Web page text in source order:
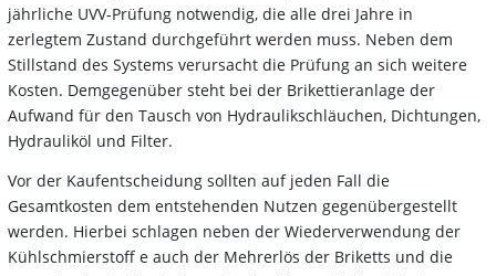
jährliche UVV-Prüfung notwendig, die alle drei Jahre in
zerlegtem Zustand durchgeführt werden muss. Neben dem
Stillstand des Systems verursacht die Prüfung an sich weitere
Kosten. Demgegenüber steht bei der Brikettieranlage der
Aufwand für den Tausch von Hydraulikschläuchen, Dichtungen,
Hydrauliköl und Filter.
Vor der Kaufentscheidung sollten auf jeden Fall die
Gesamtkosten dem entstehenden Nutzen gegenübergestellt
werden. Hierbei schlagen neben der Wiederverwendung der
Kühlschmierstoff e auch der Mehrerlös der Briketts und die